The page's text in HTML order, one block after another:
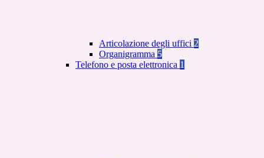
Articolazione degli uffici 2
Organigramma 5
Telefono e posta elettronica 1